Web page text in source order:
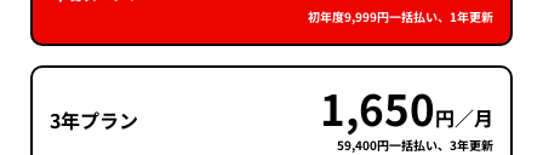
初年度9,999円一括払い、1年更新
3年プラン 1,650円／月
59,400円一括払い、3年更新